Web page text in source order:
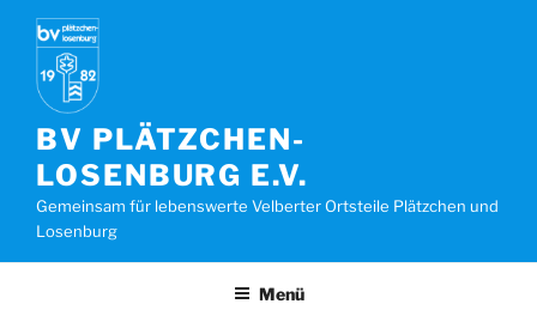
Zum
Inhalt
springen
BV PLÄTZCHEN-
LOSENBURG E.V.
Gemeinsam für lebenswerte Velberter Ortsteile Plätzchen und
Losenburg
Menü